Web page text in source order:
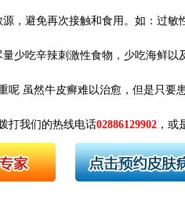
，避免再次接触和食用。如：过敏
少吃辛辣刺激性食物，少吃海鲜
呢 虽然牛皮癣难以治愈，但是只
打我们的热线电话02886129902 ，或